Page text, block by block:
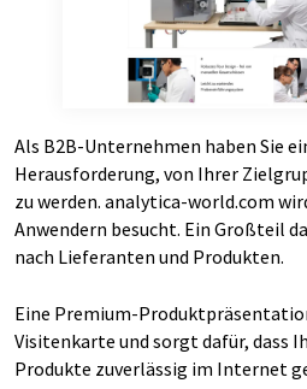
Als B2B-Unternehmen haben Sie
Herausforderung, von Ihrer
zu werden. analytica-world.com
Anwendern besucht. Ein Großteil
nach Lieferanten und Produkten.
Eine Premium-
Visitenkarte und sorgt dafür, dass
Produkte zuverlässig im Internet